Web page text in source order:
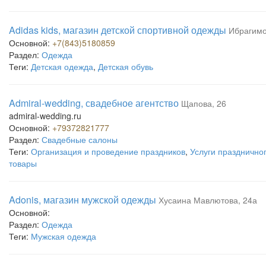
Adidas kids, магазин детской спортивной одежды
Основной: +7(843)5180859
Раздел: Одежда
Теги: Детская одежда, Детская обувь
Admiral-wedding, свадебное агентство Щапова, 26
admiral-wedding.ru
Основной: +79372821777
Раздел: Свадебные салоны
Теги: Организация и проведение праздников, Услуги
товары
Adonis, магазин мужской одежды Хусаина Мавлютова, 24а
Основной:
Раздел: Одежда
Теги: Мужская одежда